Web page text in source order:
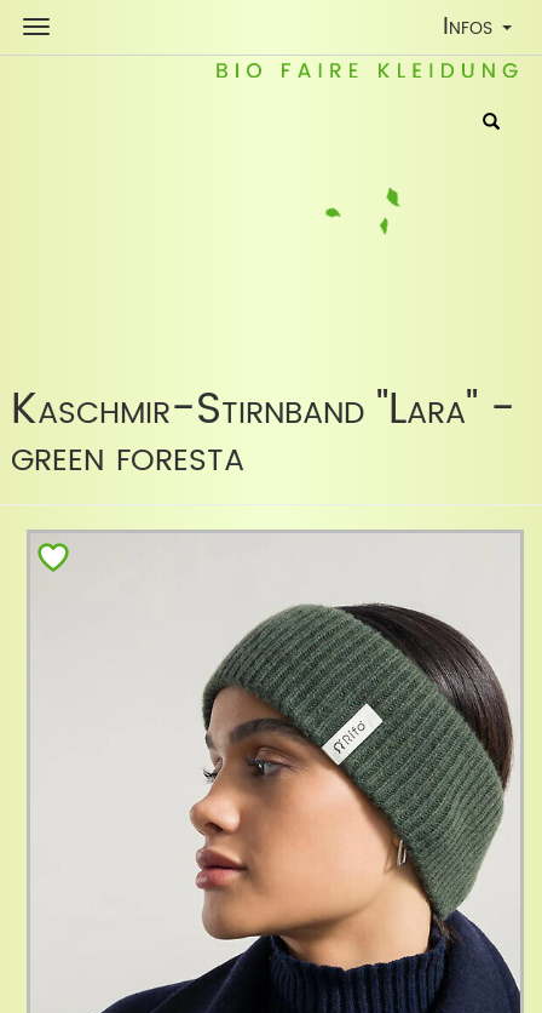
Toggle
Infos
Kaschmir-Stirnband "Lara" -
green foresta